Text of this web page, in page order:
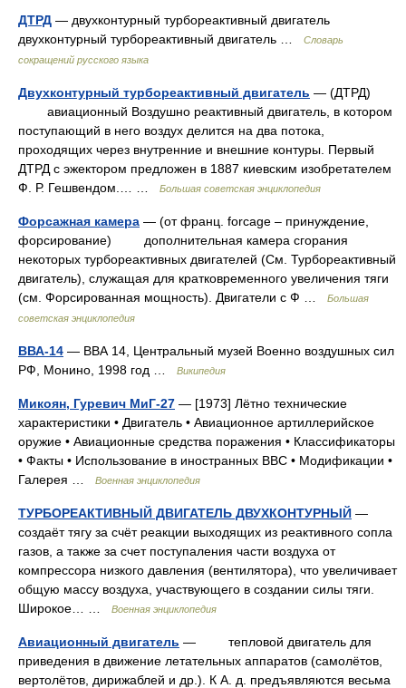
ДТРД — двухконтурный турбореактивный двигатель
двухконтурный турбореактивный двигатель …
Словарь
сокращений русского языка
Двухконтурный турбореактивный двигатель — (ДТРД)
авиационный Воздушно реактивный двигатель, в котором
поступающий в него воздух делится на два потока,
проходящих через внутренние и внешние контуры. Первый
ДТРД с эжектором предложен в 1887 киевским изобретателем
Ф. Р. Гешвендом.… …
Большая советская энциклопедия
Форсажная камера — (от франц. forcage – принуждение,
форсирование) дополнительная камера сгорания
некоторых турбореактивных двигателей (См. Турбореактивный
двигатель), служащая для кратковременного увеличения тяги
(см. Форсированная мощность). Двигатели с Ф …
Большая
советская энциклопедия
ВВА-14 — ВВА 14, Центральный музей Военно воздушных сил
РФ, Монино, 1998 год …
Википедия
Микоян, Гуревич МиГ-27 — [1973] Лётно технические
характеристики • Двигатель • Авиационное артиллерийское
оружие • Авиационные средства поражения • Классификаторы
• Факты • Использование в иностранных ВВС • Модификации •
Галерея …
Военная энциклопедия
ТУРБОРЕАКТИВНЫЙ ДВИГАТЕЛЬ ДВУХКОНТУРНЫЙ —
создаёт тягу за счёт реакции выходящих из реактивного сопла
газов, а также за счет поступаления части воздуха от
компрессора низкого давления (вентилятора), что увеличивает
общую массу воздуха, участвующего в создании силы тяги.
Широкое… …
Военная энциклопедия
Авиационный двигатель — тепловой двигатель для
приведения в движение летательных аппаратов (самолётов,
вертолётов, дирижаблей и др.). К А. д. предъявляются весьма